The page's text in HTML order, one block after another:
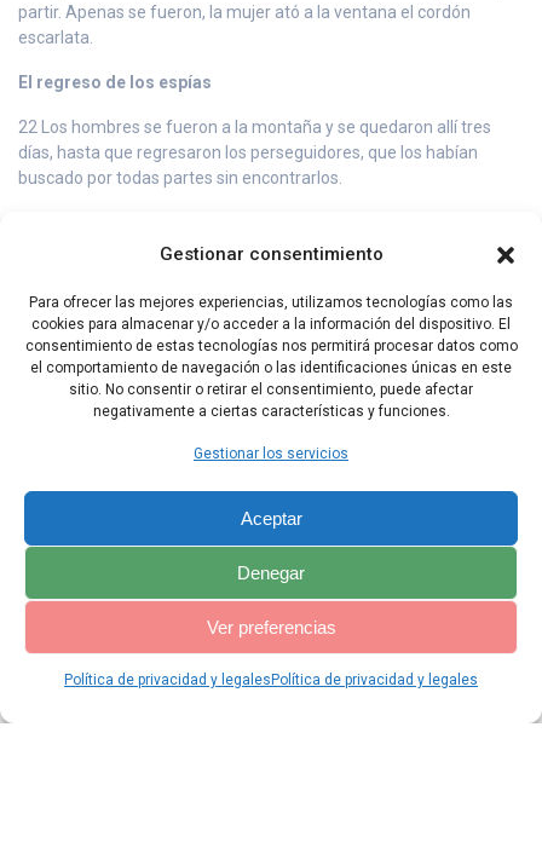
Gestionar consentimiento
Para ofrecer las mejores experiencias, utilizamos tecnologías como las
cookies para almacenar y/o acceder a la información del dispositivo. El
consentimiento de estas tecnologías nos permitirá procesar datos como
el comportamiento de navegación o las identificaciones únicas en este
sitio. No consentir o retirar el consentimiento, puede afectar
negativamente a ciertas características y funciones.
Gestionar los servicios
Aceptar
Denegar
Ver preferencias
Política de privacidad y legales Política de privacidad y legales
partir. Apenas se fueron, la mujer ató a la ventana el cordón
escarlata.
El regreso de los espías
22 Los hombres se fueron a la montaña y se quedaron allí tres
días, hasta que regresaron los perseguidores, que los habían
buscado por todas partes sin encontrarlos.
cruzaron el río, y cuando estuvieron de nuevo con Josué, hijo de
24 «No hay duda, le dijeron, que el Señor nos ha entregado el país,
porque todos sus habitantes están espantados delante de
nosotros».
Capítulo Anterior Capítulo Siguiente